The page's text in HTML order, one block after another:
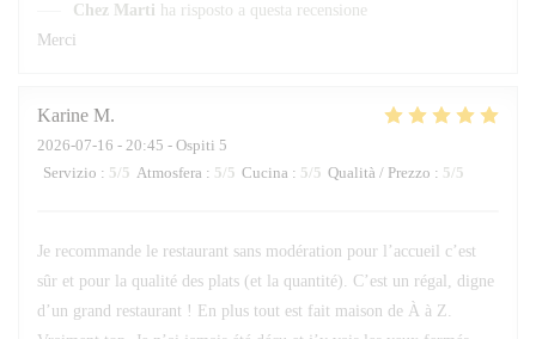
Chez Marti ha risposto a questa recensione
Merci
Karine M
2026-07-16 - 20:45 - Ospiti 5
Servizio : 5/5 Atmosfera : 5/5 Cucina : 5/5 Qualità / Prezzo : 5/5
Je recommande le restaurant sans modération pour l’accueil c’est
sûr et pour la qualité des plats (et la quantité). C’est un régal, digne
d’un grand restaurant ! En plus tout est fait maison de À à Z.